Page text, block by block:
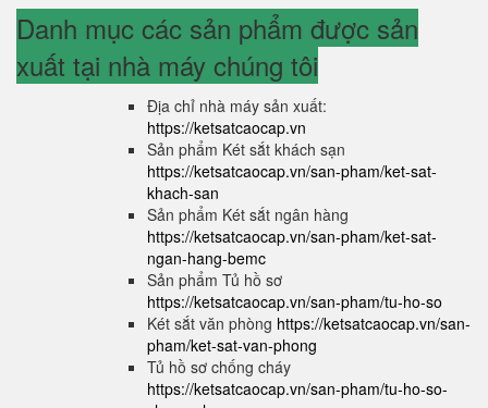
Danh mục các sản phẩm được sản
xuất tại nhà máy chúng tôi
Địa chỉ nhà máy sản xuất:
https://ketsatcaocap.vn
Sản phẩm Két sắt khách sạn
https://ketsatcaocap.vn/san-pham/ket-sat-
khach-san
Sản phẩm Két sắt ngân hàng
https://ketsatcaocap.vn/san-pham/ket-sat-
ngan-hang-bemc
Sản phẩm Tủ hồ sơ
https://ketsatcaocap.vn/san-pham/tu-ho-so
Két sắt văn phòng https://ketsatcaocap.vn/san-
pham/ket-sat-van-phong
Tủ hồ sơ chống cháy
https://ketsatcaocap.vn/san-pham/tu-ho-so-